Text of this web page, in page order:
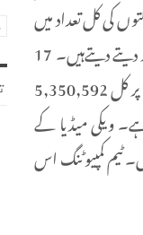
کی کل تعداد میں
ایک بڑا حصہ طاہر محمود صاحب کی کاوشوں کا حصہ ہے تاہم وہ اردو ویکیپیڈیا کی ترقی کو ٹیم ورک کا نتیجہ قرار دیتے دیتےہیں۔ 17
اپریل 2023 تک طاہر محمود صاحب اردو ویکپیڈیا پر ترامیم کی تعداد 664,920 ہے جبکہ آج تک اردو ویکیپیڈیا پر کل 5,350,592
میں حصہ 12 فیصد سے بھی زیادہ ہے۔ ویکی میڈیا کے
اردو ویکپیڈیا کی بات کی جائے تو ان میں طاہر محمود صاحب کی کل شراکتیں 743,112 ہیں۔ ٹیم کمپیوٹنگ اس